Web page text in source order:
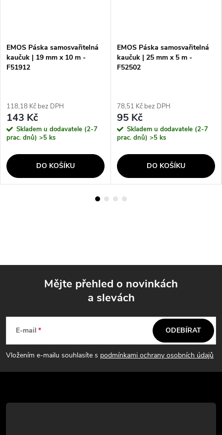
EMOS Páska samosvařitelná
kaučuk | 19 mm x 10 m -
F51912
118,18 Kč bez DPH
143 Kč
Skladem u dodavatele (2-7
prac. dnů) >5 ks
DO KOŠÍKU
EMOS Páska samosvařitelná
kaučuk | 25 mm x 5 m -
F52502
78,51 Kč bez DPH
95 Kč
Skladem u dodavatele (2-7
prac. dnů) >5 ks
DO KOŠÍKU
p
a
t
Mějte přehled o novinkách
a slevách
E-mail
Vložením e-mailu souhlasíte s podmínkami ochrany osobních údajů
ODEBÍRAT